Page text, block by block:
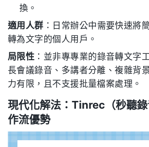
換。
適用人群 ：日常辦公中需要快速將
轉為文字的個人用戶。
局限性 ：並非專專業的錄音轉文字
長會議錄音、多講者分離、複雜背
力有限，且不支援批量檔案處理。
現代化解法：Tinrec（秒聽
作流優勢